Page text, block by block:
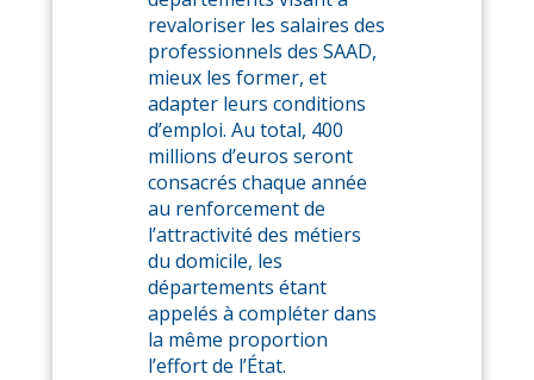
revaloriser les salaires des
professionnels des SAAD,
mieux les former, et
adapter leurs conditions
d’emploi. Au total, 400
millions d’euros seront
consacrés chaque année
au renforcement de
l’attractivité des métiers
du domicile, les
départements étant
appelés à compléter dans
la même proportion
l’effort de l’État.